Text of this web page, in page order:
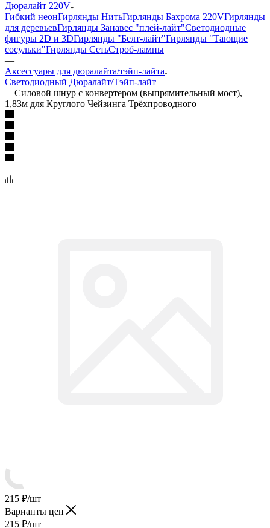
Дюралайт 220V
Гибкий неонГирлянды НитьГирлянды Бахрома 220VГирлянды
для деревьевГирлянды Занавес "плей-лайт"Светодиодные
фигуры 2D и 3DГирлянды "Белт-лайт"Гирлянды "Тающие
сосульки"Гирлянды СетьСтроб-лампы
—
Аксессуары для дюралайта/тэйп-лайта
Светодиодный Дюралайт/Тэйп-лайт
—Силовой шнур с конвертером (выпрямительный мост),
1,83м для Круглого Чейзинга Трёхпроводного
215 ₽/шт
Варианты цен
215 ₽/шт